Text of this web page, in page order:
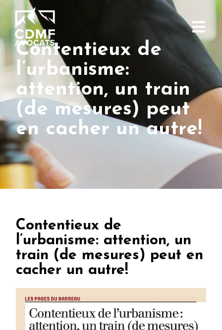
Contentieux de
l’urbanisme:
attention, un train
(de mesures) peut
en cacher un autre!
Contentieux de
l’urbanisme: attention, un
train (de mesures) peut en
cacher un autre!